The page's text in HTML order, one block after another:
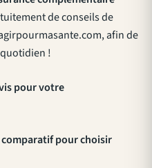
de conseils de
afin de
!
pour votre
comparatif pour choisir